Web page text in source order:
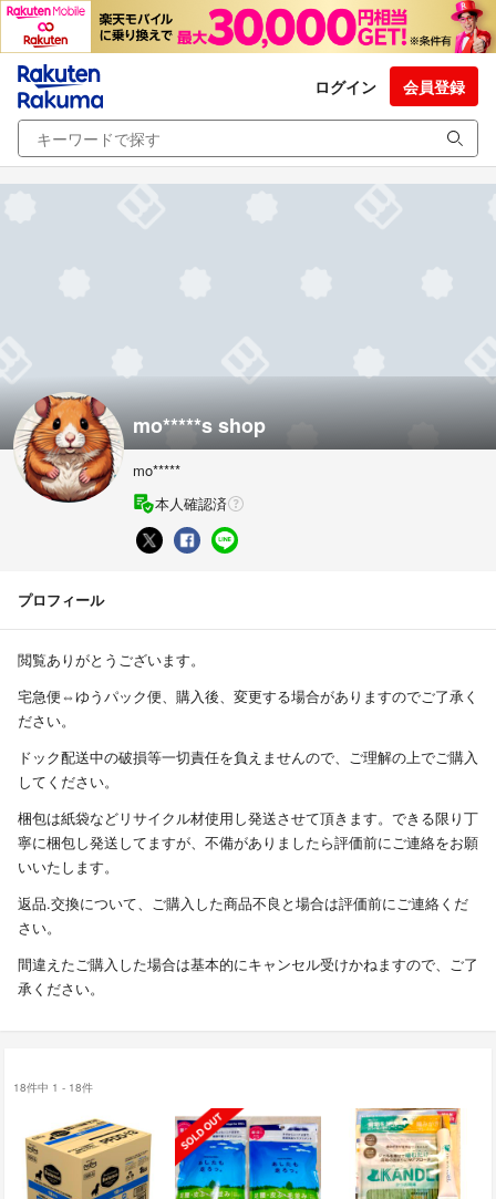
ログイン 会員登録
mo*****s shop
mo*****
本人確認済
プロフィール
閲覧ありがとうございます。
宅急便⇔ゆうパック便、購入後、変更する場合がありますのでご了承く
ださい。
ドック配送中の破損等一切責任を負えませんので、ご理解の上でご購入
してください。
梱包は紙袋などリサイクル材使用し発送させて頂きます。できる限り丁
寧に梱包し発送してますが、不備がありましたら評価前にご連絡をお願
いいたします。
返品.交換について、ご購入した商品不良と場合は評価前にご連絡くだ
さい。
間違えたご購入した場合は基本的にキャンセル受けかねますので、ご了
承ください。
18件中 1 - 18件